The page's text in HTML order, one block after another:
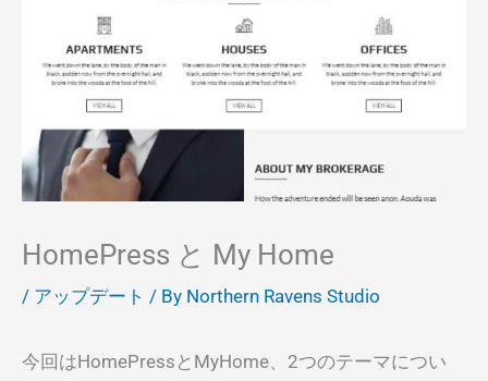
HomePress と My Home
/ アップデート / By Northern Ravens Studio
今回はHomePressとMyHome、2つのテーマについ